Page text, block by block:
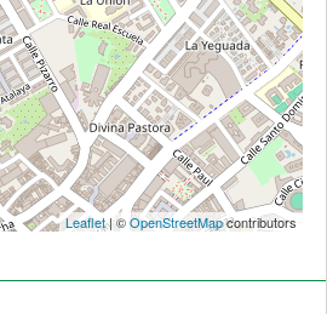
Leaflet| ©OpenStreetMapcontributors